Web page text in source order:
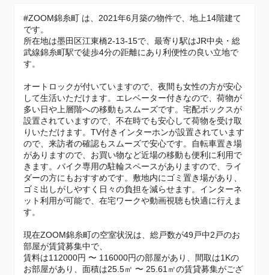
#ZOOM錦糸町 は、2021年6月築の物件で、地上14階建て
です。
所在地は墨田区江東橋2-13-15で、最寄り駅はJR中央・総
武線錦糸町駅で徒歩4分の距離にあり利便性の良い立地で
す。
オートロックが付いていますので、夜間も女性の方が安心
して生活いただけます。エレベーター付きなので、荷物が
多い日や上層階への移動もスムーズです。宅配ボックスが
設置されていますので、不在時でも安心して荷物を受け取
りいただけます。TV付きインターホンが設置されています
ので、来訪者の確認もスムーズで安心です。自転車置き場
がありますので、お買い物など近場の移動も便利に利用で
きます。バイク専用の駐輪スペースがありますので、ライ
ダーの方にもおすすめです。敷地内にゴミ置き場があり、
ゴミ出しがしやすく日々の負担を減らせます。インターネ
ット利用が可能で、在宅ワークや動画視聴も快適に行えま
す。
現在ZOOM錦糸町の空室状況は、総戸数が49戸中2戸のお
部屋が賃貸募集中で、
賃料は112000円 〜 116000円の部屋があり、間取は1Kの
お部屋があり、面積は25.5㎡ 〜 25.61㎡の賃貸募集がござ